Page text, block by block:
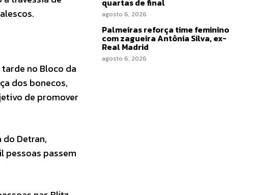
no Bloco da
dos bonecos,
de promover
Detran,
pessoas passem
quartas de final
agosto 6, 2026
Palmeiras reforça time feminino
com zagueira Antônia Silva, ex-
Real Madrid
agosto 6, 2026